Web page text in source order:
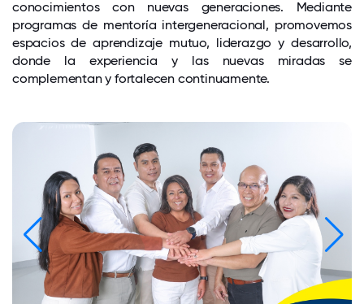
conocimientos con nuevas generaciones. Mediante
programas de mentoría intergeneracional, promovemos
espacios de aprendizaje mutuo, liderazgo y desarrollo,
donde la experiencia y las nuevas miradas se
complementan y fortalecen continuamente.